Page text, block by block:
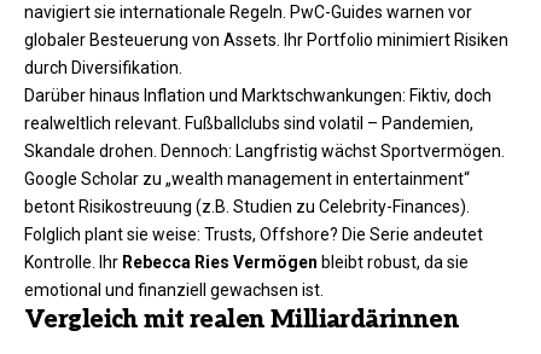
navigiert sie internationale Regeln. PwC-Guides warnen vor
globaler Besteuerung von Assets. Ihr Portfolio minimiert Risiken
durch Diversifikation.​
Darüber hinaus Inflation und Marktschwankungen: Fiktiv, doch
realweltlich relevant. Fußballclubs sind volatil – Pandemien,
Skandale drohen. Dennoch: Langfristig wächst Sportvermögen.
Google Scholar zu „wealth management in entertainment“
betont Risikostreuung (z.B. Studien zu Celebrity-Finances).​
Folglich plant sie weise: Trusts, Offshore? Die Serie andeutet
Kontrolle. Ihr Rebecca Ries Vermögen bleibt robust, da sie
emotional und finanziell gewachsen ist.
Vergleich mit realen Milliardärinnen